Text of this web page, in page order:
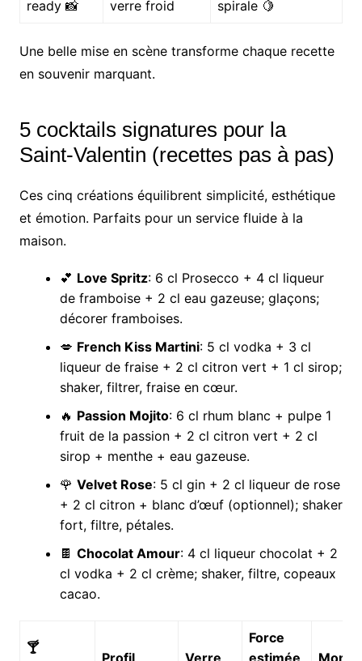
ready 📸 verre froid spirale 🍋
Une belle mise en scène transforme chaque recette
en souvenir marquant.
5 cocktails signatures pour la
Saint-Valentin (recettes pas à pas)
Ces cinq créations équilibrent simplicité, esthétique
et émotion. Parfaits pour un service fluide à la
maison.
💕 Love Spritz: 6 cl Prosecco + 4 cl liqueur
de framboise + 2 cl eau gazeuse; glaçons;
décorer framboises.
💋 French Kiss Martini: 5 cl vodka + 3 cl
liqueur de fraise + 2 cl citron vert + 1 cl sirop;
shaker, filtrer, fraise en cœur.
🔥 Passion Mojito: 6 cl rhum blanc + pulpe 1
fruit de la passion + 2 cl citron vert + 2 cl
sirop + menthe + eau gazeuse.
🌹 Velvet Rose: 5 cl gin + 2 cl liqueur de rose
+ 2 cl citron + blanc d’œuf (optionnel); shaker
fort, filtre, pétales.
🍫 Chocolat Amour: 4 cl liqueur chocolat + 2
cl vodka + 2 cl crème; shaker, filtre, copeaux
cacao.
🍸
Force